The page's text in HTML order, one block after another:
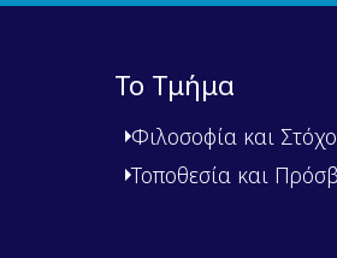
Το Τμήμα
Φιλοσοφία και
Τοποθεσία και